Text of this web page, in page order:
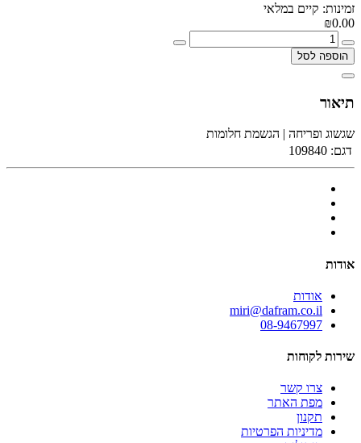
זמינות: קיים במלאי
₪0.00
הוספה לסל
תיאור
שגשוג ופריחה | הגשמת חלומות
דגם: 109840
אודות
אודות
miri@dafram.co.il
08-9467997
שירות לקוחות
צרו קשר
מפת האתר
תקנון
מדיניות הפרטיות